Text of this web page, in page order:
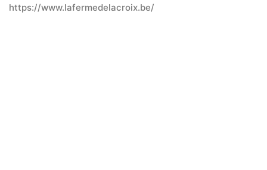
https://www.lafermedelacroix.be/